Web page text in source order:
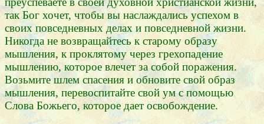
так Бог хочет, чтобы вы наслаждались успехом в
своих повседневных делах и повседневной жизни.
Никогда не возвращайтесь к старому образу
мышления, к проклятому через грехопадение
мышлению, которое влечет за собой поражения.
Возьмите шлем спасения и обновите свой образ
мышления, перевоспитайте свой ум с помощью
Слова Божьего, которое дает освобождение.